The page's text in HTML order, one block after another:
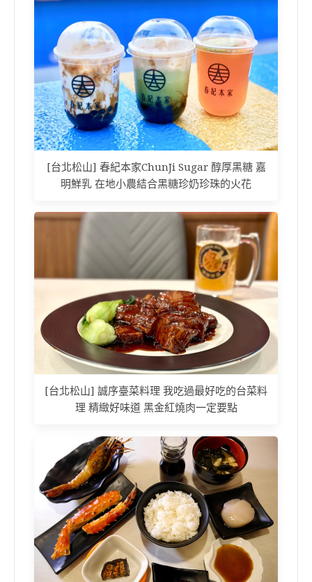
[台北松山] 春紀本家ChunJi Sugar 醇厚黑糖 嘉
明鮮乳 在地小農結合黑糖珍奶珍珠的火花
[台北松山] 誠序臺菜料理 我吃過最好吃的台菜料
理 精緻好味道 黑金紅燒肉一定要點